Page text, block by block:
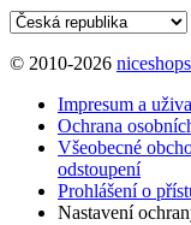
© 2010-2026
Impresum a
Ochrana
Všeobecné
odstoupení
Prohlášení o
Nastavení